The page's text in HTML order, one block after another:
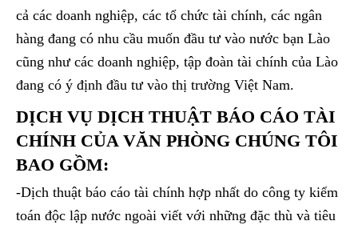
cả các doanh nghiệp, các tổ chức tài chính, các ngân
hàng đang có nhu cầu muốn đầu tư vào nước bạn Lào
cũng như các doanh nghiệp, tập đoàn tài chính của Lào
đang có ý định đầu tư vào thị trường Việt Nam.
DỊCH VỤ DỊCH THUẬT BÁO CÁO TÀI
CHÍNH CỦA VĂN PHÒNG CHÚNG TÔI
BAO GỒM:
-Dịch thuật báo cáo tài chính hợp nhất do công ty kiểm
toán độc lập nước ngoài viết với những đặc thù và tiêu